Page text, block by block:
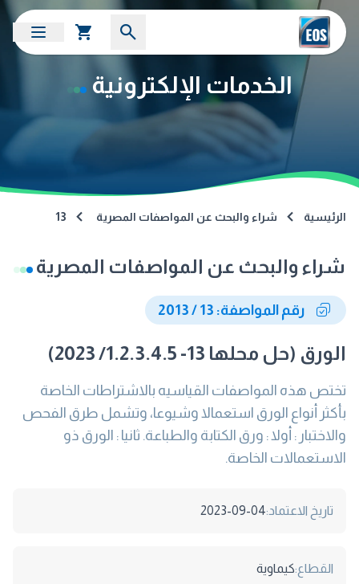
الخدمات الإلكترونية
الرئيسية شراء والبحث عن المواصفات المصرية 13
شراء والبحث عن المواصفات المصرية
رقم المواصفة: 13 / 2013
الورق (حل محلها 13- 1.2.3.4.5/ 2023)
تختص هذه المواصفات القياسيه بالاشتراطات الخاصة
بأكثر أنواع الورق استعمالا وشيوعا، وتشمل طرق الفحص
والاختبار : أولا : ورق الكتابة والطباعة. ثانيا : الورق ذو
الاستعمالات الخاصة.
تاريخ الاعتماد:2023-09-04
القطاع:كيماوية